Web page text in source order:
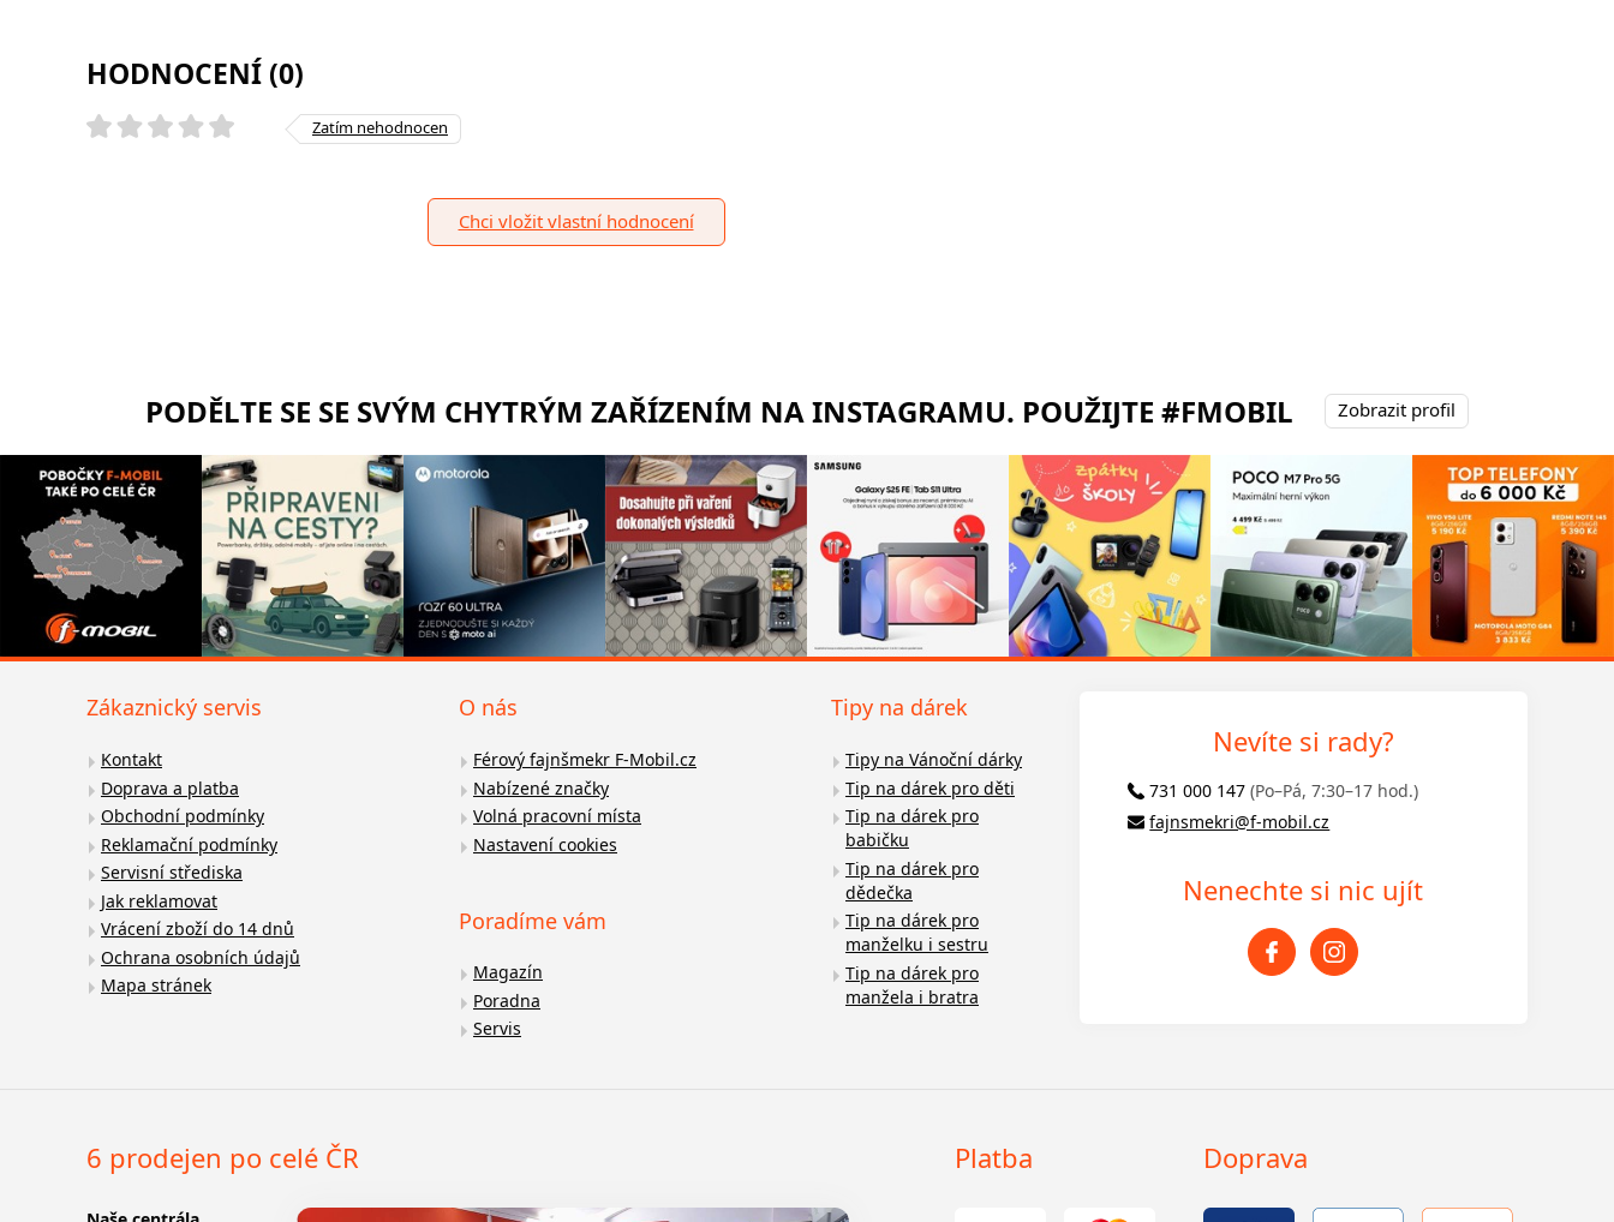
HODNOCENÍ (0)
Zatím nehodnocen
Chci vložit vlastní hodnocení
PODĚLTE SE SE SVÝM CHYTRÝM ZAŘÍZENÍM NA INSTAGRAMU. POUŽIJTE #FMOBIL Zobrazit profil
Zákaznický servis
Kontakt
Doprava a platba
Obchodní podmínky
Reklamační podmínky
Servisní střediska
Jak reklamovat
Vrácení zboží do 14 dnů
Ochrana osobních údajů
Mapa stránek
O nás
Férový fajnšmekr F-Mobil.cz
Nabízené značky
Volná pracovní místa
Nastavení cookies
Poradíme vám
Magazín
Poradna
Servis
Tipy na dárek
Tipy na Vánoční dárky
Tip na dárek pro děti
Tip na dárek pro
babičku
Tip na dárek pro
dědečka
Tip na dárek pro
manželku i sestru
Tip na dárek pro
manžela i bratra
Nevíte si rady?
731 000 147 (Po–Pá, 7:30–17 hod.)
fajnsmekri@f-mobil.cz
Nenechte si nic ujít
6 prodejen po celé ČR Platba Doprava